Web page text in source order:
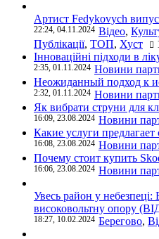
Артист Fedykovych
22:24, 04.11.2024 Відео,
Публікації, ТОП, Хуст
Інноваційні підходи в
2:35, 01.11.2024 Новини
Неожиданный подход к
2:32, 01.11.2024 Новини
Як вибрати струни для
16:09, 23.08.2024 Новини
Какие услуги
16:08, 23.08.2024 Новини
Почему стоит купить
16:06, 23.08.2024 Новини
Увесь район у небезпеці:
високовольтну опору
18:27, 10.02.2024 Берегово,